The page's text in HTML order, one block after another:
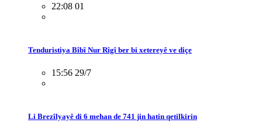
22:08 01
Tenduristiya Bîbî Nur Rîgî ber bi xetereyê ve diçe
15:56 29/7
Li Brezîlyayê di 6 mehan de 741 jin hatin qetilkirin